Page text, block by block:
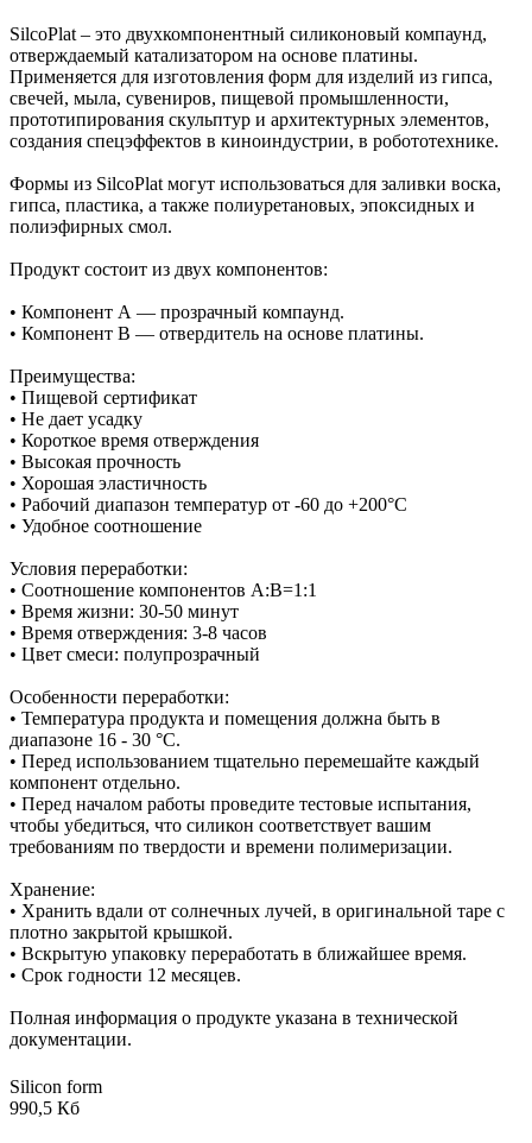
SilcoPlat – это двухкомпонентный силиконовый компаунд,
отверждаемый катализатором на основе платины.
Применяется для изготовления форм для изделий из гипса,
свечей, мыла, сувениров, пищевой промышленности,
прототипирования скульптур и архитектурных элементов,
создания спецэффектов в киноиндустрии, в робототехнике.
Формы из SilcoPlat могут использоваться для заливки воска,
гипса, пластика, а также полиуретановых, эпоксидных и
полиэфирных смол.
Продукт состоит из двух компонентов:
• Компонент А — прозрачный компаунд.
• Компонент В — отвердитель на основе платины.
Преимущества:
• Пищевой сертификат
• Не дает усадку
• Короткое время отверждения
• Высокая прочность
• Хорошая эластичность
• Рабочий диапазон температур от -60 до +200°С
• Удобное соотношение
Условия переработки:
• Соотношение компонентов А:В=1:1
• Время жизни: 30-50 минут
• Время отверждения: 3-8 часов
• Цвет смеси: полупрозрачный
Особенности переработки:
• Температура продукта и помещения должна быть в
диапазоне 16 - 30 °C.
• Перед использованием тщательно перемешайте каждый
компонент отдельно.
• Перед началом работы проведите тестовые испытания,
чтобы убедиться, что силикон соответствует вашим
требованиям по твердости и времени полимеризации.
Хранение:
• Хранить вдали от солнечных лучей, в оригинальной таре с
плотно закрытой крышкой.
• Вскрытую упаковку переработать в ближайшее время.
• Срок годности 12 месяцев.
Полная информация о продукте указана в технической
документации.
Silicon form
990,5 Кб